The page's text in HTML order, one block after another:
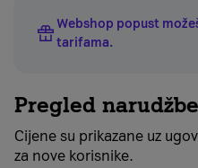
Webshop popust
tarifama.
Pregled narudžbe
Cijene su prikazane uz
za nove korisnike.